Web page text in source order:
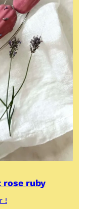
rose ruby
!